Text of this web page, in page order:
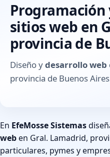
sitios web en
provincia de
Diseño ydesarrollo web
provincia de Buenos
En EfeMosse Sistemas
weben Gral. Lamadrid,
particulares, pymes y